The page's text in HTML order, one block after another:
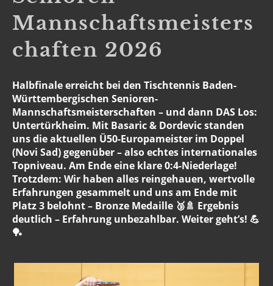
Mannschaftsmeisters
chaften 2026
Halbfinale erreicht bei den Tischtennis Baden-
Württembergischen Senioren-
Mannschaftsmeisterschaften – und dann DAS Los:
Untertürkheim. Mit Basaric & Dordevic standen
uns die aktuellen Ü50-Europameister im Doppel
(Novi Sad) gegenüber – also echtes internationales
Topniveau. Am Ende eine klare 0:4-Niederlage!
Trotzdem: Wir haben alles reingehauen, wertvolle
Erfahrungen gesammelt und uns am Ende mit
Platz 3 belohnt – Bronze Medaille 🥉🚿 Ergebnis
deutlich – Erfahrung unbezahlbar. Weiter geht’s! 💪
🏓